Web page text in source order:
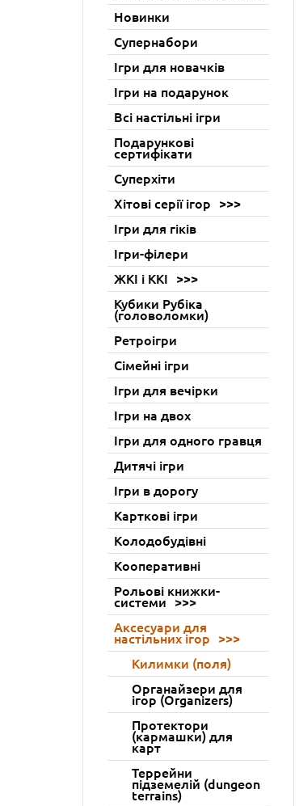
Новинки
Супернабори
Ігри для новачків
Ігри на подарунок
Всі настільні ігри
Подарункові
сертифікати
Суперхіти
Хітові серії ігор
Ігри для гіків
Ігри-філери
ЖКІ і ККІ
Кубики Рубіка
(головоломки)
Ретроігри
Сімейні ігри
Ігри для вечірки
Ігри на двох
Ігри для одного гравця
Дитячі ігри
Ігри в дорогу
Карткові ігри
Колодобудівні
Кооперативні
Рольові книжки-
системи
Аксесуари для
настільних ігор
Килимки (поля)
Органайзери для
ігор (Organizers)
Протектори
(кармашки) для
карт
Террейни
підземелій (dungeon
terrains)